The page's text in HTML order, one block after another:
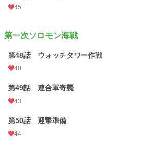
45
第一次ソロモン海戦
第48話 ウォッチタワー作戦
40
第49話 連合軍奇襲
43
第50話 迎撃準備
44